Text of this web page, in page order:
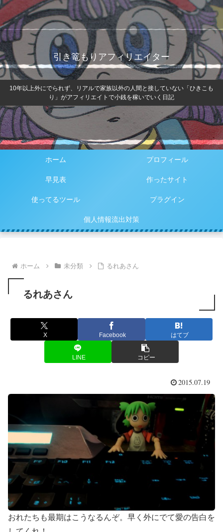
引き篭もりアフィリエイター
10年以上外にでられず、リアルで家族以外の人間と接していない「ひきこも
り」がアフィリエイトで小銭を稼いでいく日記
ホーム プロフィール
早見表 作ったサイト
使ってるツール プラグイン
個人情報流出対策
ホーム 未分類 るれあさん
るれあさん
X Facebook はてブ
LINE コピー
2015.07.19
おれたちも最期はこうなるんぞ。早く外にでて愛の告白を